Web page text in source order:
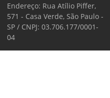
Endereço: Rua Atílio Piffer,
571 - Casa Verde, São Paulo -
SP / CNPJ: 03.706.177/0001-
04